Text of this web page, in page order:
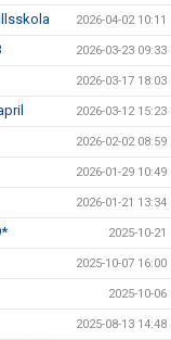
2026-04-02 10:11
2026-03-23 09:33
2026-03-17 18:03
2026-03-12 15:23
2026-02-02 08:59
2026-01-29 10:49
2026-01-21 13:34
2025-10-21
2025-10-07 16:00
2025-10-06
2025-08-13 14:48